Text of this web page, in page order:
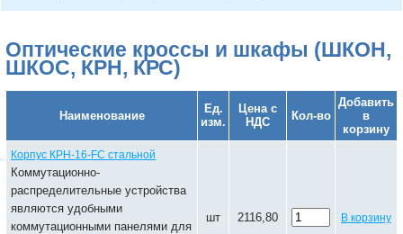
Оптические кроссы и шкафы (ШКОН,
ШКОС, КРН, КРС)
Наименование
Ед.
изм.
Цена с
НДС
Кол-во
Добавить
в
корзину
Корпус КРН-16-FC стальной
Коммутационно-
распределительные устройства
являются удобными
коммутационными панелями для
шт 2116,80 В корзину